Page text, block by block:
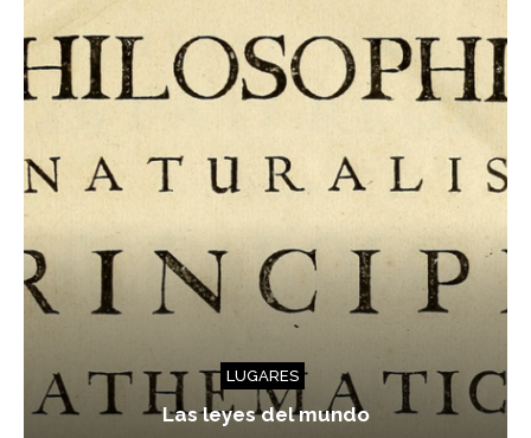
LUGARES
Las leyes del mundo